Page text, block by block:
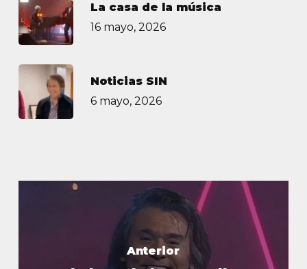
La casa de la música
16 mayo, 2026
Noticias SIN
6 mayo, 2026
Anterior